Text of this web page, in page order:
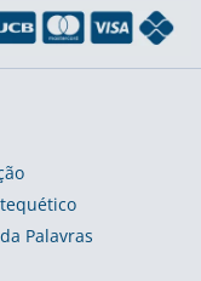
Palavras